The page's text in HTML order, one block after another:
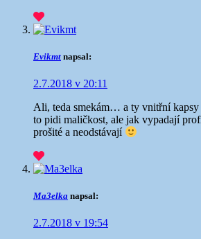
Evikmt napsal:
2.7.2018 v 20:11
Ali, teda smekám… a ty vnitřní kapsy
to pidi maličkost, ale jak vypadají
prošité a neodstávají
Ma3elka napsal:
2.7.2018 v 19:54